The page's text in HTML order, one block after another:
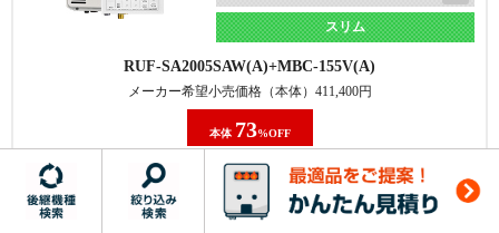
商品詳細
【基本工事費込セット】ノーリツ フロ給湯器 [エコジ
[BL認定品][W539×H638×D240mm][プレシャスシルバ
ー]
オート
スリム
RUF-SA2005SAW(A) MBC-155V(A)
メーカー希望小売価格（本体） 411,400円
本体 73%OFF
給湯器本体＋標準リモコン＋基本工事費
168,038 円